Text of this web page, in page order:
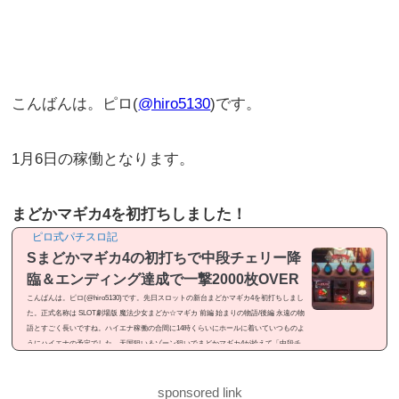
こんばんは。ピロ(@hiro5130)です。
1月6日の稼働となります。
まどかマギカ4を初打ちしました！
ピロ式パチスロ記
Sまどかマギカ4の初打ちで中段チェリー降
臨＆エンディング達成で一撃2000枚OVER
こんばんは。ピロ(@hiro5130)です。先日スロットの新台まどかマギカ4を初打ちしまし
た。正式名称は SLOT劇場版 魔法少女まどか☆マギカ 前編 始まりの物語/後編 永遠の物
語とすごく長いですね。ハイエナ稼働の合間に14時くらいにホールに着いていつものよ
うにハイエナの予定でした。天国狙い＆ゾーン狙いでまどかマギカ4が拾えて「中段チ
sponsored link